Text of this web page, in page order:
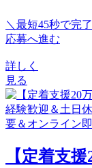
＼最短45秒で完
応募へ進む
詳しく
見る
【定着支